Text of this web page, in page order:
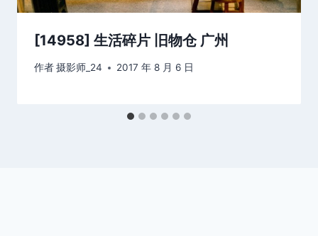
[14958] 生活碎片 旧物仓 广州
作者摄影师_24 2017 年 8 月 6 日